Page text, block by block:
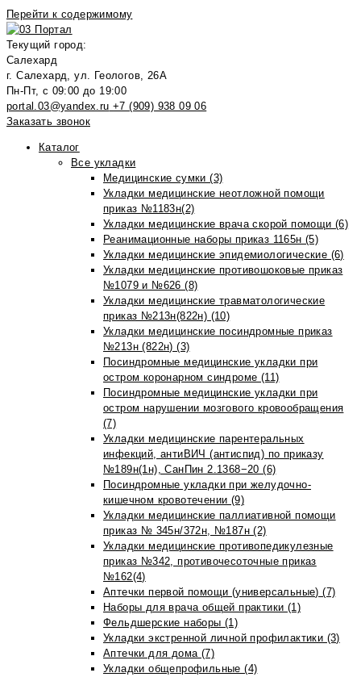
Перейти к содержимому
Текущий город:
Салехард
г. Салехард, ул. Геологов, 26А
Пн-Пт, с 09:00 до 19:00
portal.03@yandex.ru +7 (909) 938 09 06
Заказать звонок
Каталог
Все укладки
Медицинские сумки (3)
Укладки медицинские неотложной помощи
приказ №1183н(2)
Укладки медицинские врача скорой помощи (6)
Реанимационные наборы приказ 1165н (5)
Укладки медицинские эпидемиологические (6)
Укладки медицинские противошоковые приказ
№1079 и №626 (8)
Укладки медицинские травматологические
приказ №213н(822н) (10)
Укладки медицинские посиндромные приказ
№213н (822н) (3)
Посиндромные медицинские укладки при
остром коронарном синдроме (11)
Посиндромные медицинские укладки при
остром нарушении мозгового кровообращения
(7)
Укладки медицинские парентеральных
инфекций, антиВИЧ (антиспид) по приказу
№189н(1н), СанПин 2.1368−20 (6)
Посиндромные укладки при желудочно-
кишечном кровотечении (9)
Укладки медицинские паллиативной помощи
приказ № 345н/372н, №187н (2)
Укладки медицинские противопедикулезные
приказ №342, противочесоточные приказ
№162(4)
Аптечки первой помощи (универсальные) (7)
Наборы для врача общей практики (1)
Фельдшерские наборы (1)
Укладки экстренной личной профилактики (3)
Аптечки для дома (7)
Укладки общепрофильные (4)